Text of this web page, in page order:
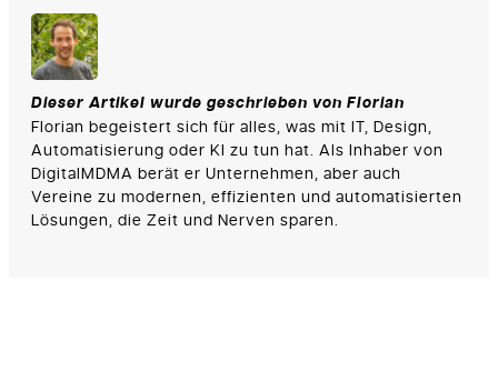
Dieser Artikel wurde geschrieben von Florian
Florian begeistert sich für alles, was mit IT, Design,
Automatisierung oder KI zu tun hat. Als Inhaber von
DigitalMDMA berät er Unternehmen, aber auch
Vereine zu modernen, effizienten und automatisierten
Lösungen, die Zeit und Nerven sparen.